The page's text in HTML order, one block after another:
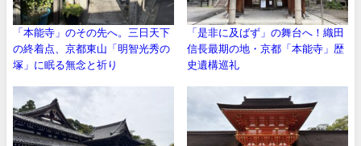
「本能寺」のその先へ。三日天下
の終着点、京都東山「明智光秀の
塚」に眠る無念と祈り
「是非に及ばず」の舞台へ！織田
信長最期の地・京都「本能寺」歴
史遺構巡礼